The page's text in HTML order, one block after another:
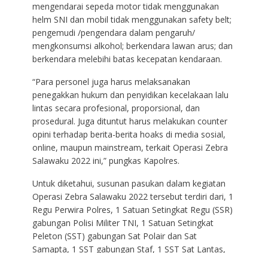
mengendarai sepeda motor tidak menggunakan
helm SNI dan mobil tidak menggunakan safety belt;
pengemudi /pengendara dalam pengaruh/
mengkonsumsi alkohol; berkendara lawan arus; dan
berkendara melebihi batas kecepatan kendaraan.
“Para personel juga harus melaksanakan
penegakkan hukum dan penyidikan kecelakaan lalu
lintas secara profesional, proporsional, dan
prosedural. Juga dituntut harus melakukan counter
opini terhadap berita-berita hoaks di media sosial,
online, maupun mainstream, terkait Operasi Zebra
Salawaku 2022 ini,” pungkas Kapolres.
Untuk diketahui, susunan pasukan dalam kegiatan
Operasi Zebra Salawaku 2022 tersebut terdiri dari, 1
Regu Perwira Polres, 1 Satuan Setingkat Regu (SSR)
gabungan Polisi Militer TNI, 1 Satuan Setingkat
Peleton (SST) gabungan Sat Polair dan Sat
Samapta, 1 SST gabungan Staf, 1 SST Sat Lantas,